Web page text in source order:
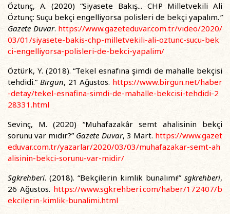
Öztunç, A. (2020) “Siyasete Bakış... CHP Milletvekili Ali
Öztunç: Suçu bekçi engelliyorsa polisleri de bekçi yapalım.”
Gazete Duvar. https://www.gazeteduvar.com.tr/video/2020/
03/01/siyasete-bakis-chp-milletvekili-ali-oztunc-sucu-bek
ci-engelliyorsa-polisleri-de-bekci-yapalim/
Öztürk, Y. (2018). “Tekel esnafına şimdi de mahalle bekçisi
tehdidi.” Birgün, 21 Ağustos. https://www.birgun.net/haber
-detay/tekel-esnafina-simdi-de-mahalle-bekcisi-tehdidi-2
28331.html
Sevinç, M. (2020) “Muhafazakâr semt ahalisinin bekçi
sorunu var mıdır?” Gazete Duvar, 3 Mart. https://www.gazet
eduvar.com.tr/yazarlar/2020/03/03/muhafazakar-semt-ah
alisinin-bekci-sorunu-var-midir/
Sgkrehberi. (2018). “Bekçilerin kimlik bunalımı!” sgkrehberi,
26 Ağustos. https://www.sgkrehberi.com/haber/172407/b
ekcilerin-kimlik-bunalimi.html